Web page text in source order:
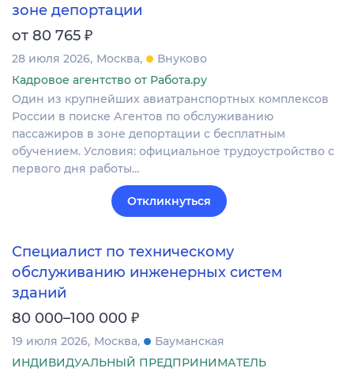
зоне депортации
от 80 765 ₽
28 июля 2026 Москва
Внуково
Кадровое агентство от Работа.ру
Один из крупнейших авиатранспортных комплексов
России в поиске Агентов по обслуживанию
пассажиров в зоне депортации с бесплатным
обучением. Условия: официальное трудоустройство с
первого дня работы…
Откликнуться
Специалист по техническому
обслуживанию инженерных систем
зданий
80 000–100 000 ₽
19 июля 2026 Москва
Бауманская
ИНДИВИДУАЛЬНЫЙ ПРЕДПРИНИМАТЕЛЬ